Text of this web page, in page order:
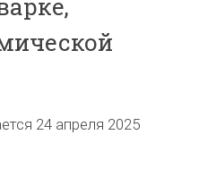
24 апреля 2025